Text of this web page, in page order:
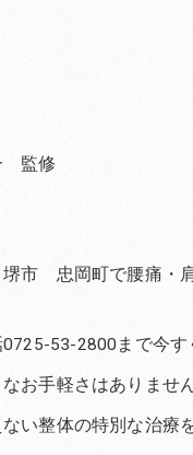
監修
市 忠岡町で腰痛・肩
53-2800まで今す
お手軽さはありませ
い整体の特別な治療